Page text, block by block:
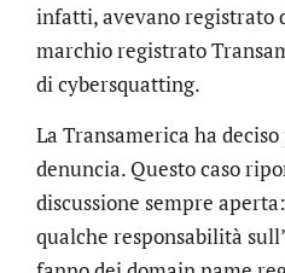
infatti, avevano registrato
marchio registrato
di cybersquatting.
La Transamerica ha
denuncia. Questo caso
discussione sempre
qualche responsabilità